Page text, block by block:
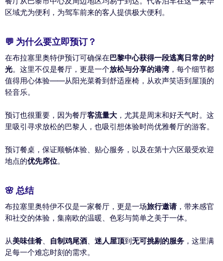
区域尤为便利，为驾车前来的客人提供极大便利。
💬 为什么要立即预订？
在布拉塞里奥特伊预订可确保在巴黎中心获得一段逃离日常的时
光。这里不仅是餐厅，更是一个放松与分享的港湾，每个细节都
值得用心体验——从阳光菜肴到舒适座椅，从欢声笑语到屋顶的
轻音乐。
预订也很重要，因为餐厅客流量大 ，尤其是周末和好天气时。这
里吸引寻求放松的巴黎人，也吸引想体验时尚优雅餐厅的游客。
预订餐桌，保证顺畅体验、贴心服务，以及在第十六区最受欢迎
地点的优先席位。
🌸 总结
布拉塞里奥特伊不仅是一家餐厅，更是一场旅行邀请 ，带来感官
和社交的体验，集南欧的温暖、色彩与简单之美于一体。
从美味佳肴、 自制鸡尾酒、 迷人屋顶到 无可挑剔的服务 ，这里满
足每一个难忘时刻的需求。